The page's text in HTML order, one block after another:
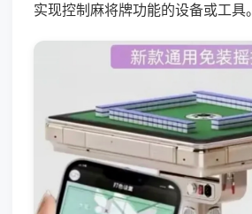
实现控制麻将牌功能的设备或工具。